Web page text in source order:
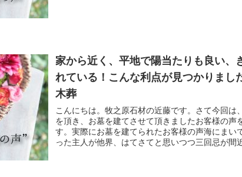
家から近く、平地で陽当たりも良い、
れている！こんな利点が見つかりま
木葬
こんにちは。牧之原石材の近藤です。さて今回は
を頂き、お墓を建てさせて頂きましたお客様の声
す。実際にお墓を建てられたお客様の声海にまい
った主人が他界、はてさてと思いつつ三回忌が間